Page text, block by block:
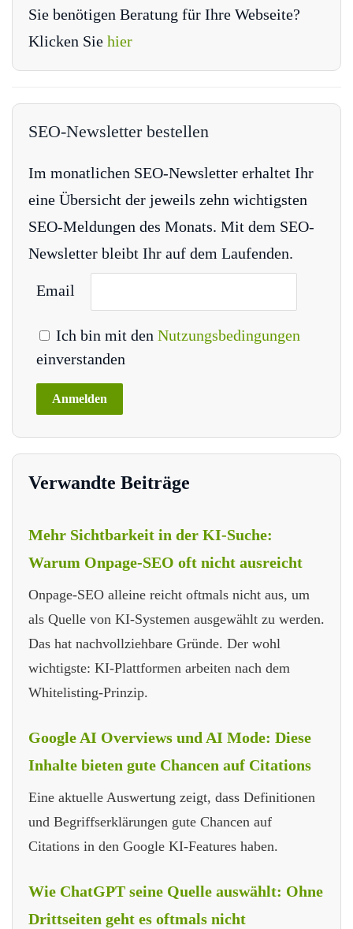
Sie benötigen Beratung für Ihre Webseite?
Klicken Sie hier
SEO-Newsletter bestellen
Im monatlichen SEO-Newsletter erhaltet Ihr
eine Übersicht der jeweils zehn wichtigsten
SEO-Meldungen des Monats. Mit dem SEO-
Newsletter bleibt Ihr auf dem Laufenden.
Email
Ich bin mit den Nutzungsbedingungen
einverstanden
Verwandte Beiträge
Mehr Sichtbarkeit in der KI-Suche:
Warum Onpage-SEO oft nicht ausreicht
Onpage-SEO alleine reicht oftmals nicht aus, um
als Quelle von KI-Systemen ausgewählt zu werden.
Das hat nachvollziehbare Gründe. Der wohl
wichtigste: KI-Plattformen arbeiten nach dem
Whitelisting-Prinzip.
Google AI Overviews und AI Mode: Diese
Inhalte bieten gute Chancen auf Citations
Eine aktuelle Auswertung zeigt, dass Definitionen
und Begriffserklärungen gute Chancen auf
Citations in den Google KI-Features haben.
Wie ChatGPT seine Quelle auswählt: Ohne
Drittseiten geht es oftmals nicht